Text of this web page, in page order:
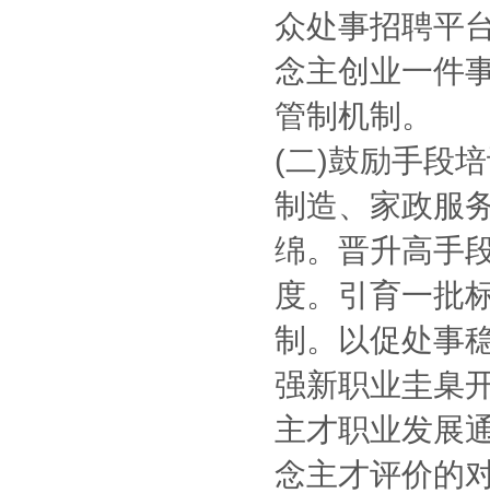
众处事招聘平
念主创业一件
管制机制。
(二)鼓励手段
制造、家政服
绵。晋升高手
度。引育一批
制。以促处事
强新职业圭臬
主才职业发展
念主才评价的